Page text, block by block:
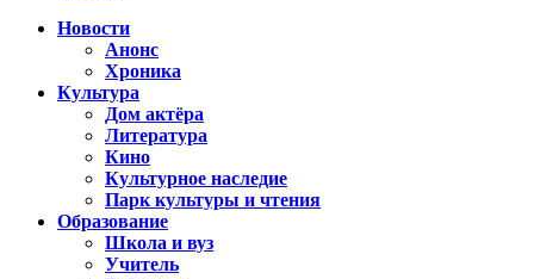
Новости
Анонс
Хроника
Культура
Дом актёра
Литература
Кино
Культурное наследие
Парк культуры и чтения
Образование
Школа и вуз
Учитель